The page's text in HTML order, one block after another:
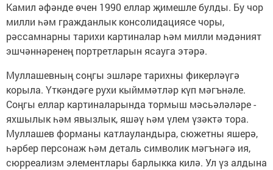
Камил әфәнде өчен 1990 еллар җимешле булды. Бу чор
милли һәм гражданлык консолидациясе чоры,
рәссамнарны тарихи картиналар һәм милли мәдәният
эшчәннәренең портретларын ясауга этәрә.
Муллашевның соңгы эшләре тарихны фикерләүгә
корыла. Үткәндәге рухи кыйммәтләр күп мәгънәле.
Соңгы еллар картиналарында тормыш мәсьәләләре -
яхшылык һәм явызлык, яшәү һәм үлем үзәктә тора.
Муллашев форманы катлауландыра, сюжетны яшерә,
һәрбер персонаж һәм деталь символик мәгънәгә ия,
сюрреализм элементлары барлыкка килә. Ул үз алдына